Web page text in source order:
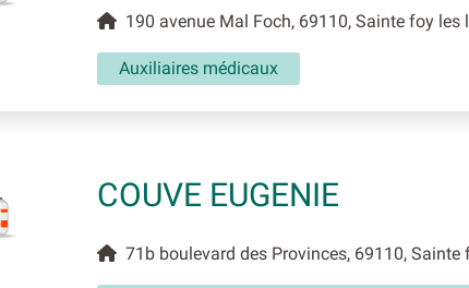
190 avenue Mal Foch, 69110, Sainte foy les
Auxiliaires médicaux
COUVE EUGENIE
71b boulevard des Provinces, 69110, Sainte